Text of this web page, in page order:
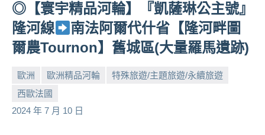
者、
各
發
表
及
活
動
◎【寰宇精品河輪】『凱薩琳公主號』
隆河線
南法阿爾代什省【隆河畔圖
爾農Tournon】舊城區(大量羅馬遺跡)
歐洲 歐洲精品河輪
特殊旅遊/主題旅遊/永續旅遊
西歐法國
2024 年 7 月 10 日
小
芳
No
comments